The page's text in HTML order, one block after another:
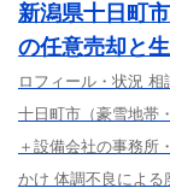
新潟県十日町
の任意売却と
ロフィール・状況
十日町市（豪雪地帯
＋設備会社の事務所
かけ 体調不良による